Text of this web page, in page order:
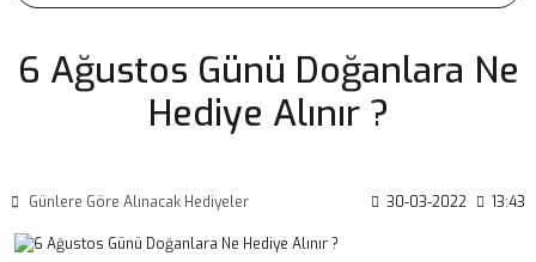
6 Ağustos Günü Doğanlara Ne
Hediye Alınır ?
Günlere Göre Alınacak Hediyeler 30-03-2022 13:43